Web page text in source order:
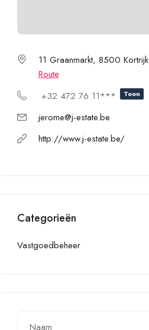
11 Graanmarkt, 8500 Kortrijk
Route
+32 472 76 11***
Toon
jerome@j-estate.be
http://www.j-estate.be/
Categorieën
Vastgoedbeheer